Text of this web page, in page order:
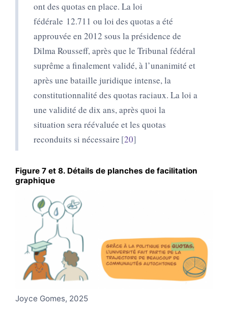
ont des quotas en place. La loi
fédérale 12.711 ou loi des quotas a été
approuvée en 2012 sous la présidence de
Dilma Rousseff, après que le Tribunal fédéral
suprême a finalement validé, à l’unanimité et
après une bataille juridique intense, la
constitutionnalité des quotas raciaux. La loi a
une validité de dix ans, après quoi la
situation sera réévaluée et les quotas
reconduits si nécessaire 20
Figure 7 et 8. Détails de planches de facilitation
graphique
Joyce Gomes, 2025